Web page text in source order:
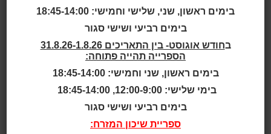
ממשל GOV.IL
אוריינות דיגיטלית - מפגשי
למידה בזום
בימים ראשון, שני, שלישי וחמישי: 18:45-14:00
בימים רביעי ושישי סגור
ב
חודש אוגוסט- בין התאריכים 31.8.26-1.8.26
הספרייה תהייה פתוחה:
בימים ראשון, שני וחמישי: 18:45-14:00
בימי שלישי: 12:00-9:00, 18:45-14:00
בימים רביעי ושישי סגור
ספריית שיכון המזרח: